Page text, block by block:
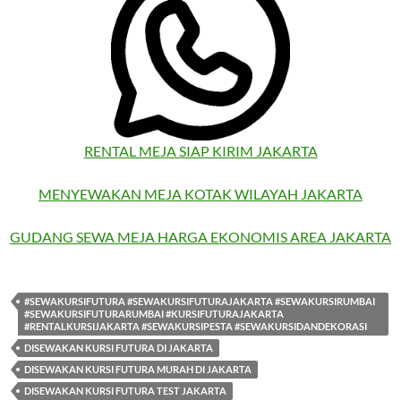
RENTAL MEJA SIAP KIRIM JAKARTA
MENYEWAKAN MEJA KOTAK WILAYAH JAKARTA
GUDANG SEWA MEJA HARGA EKONOMIS AREA JAKARTA
#SEWAKURSIFUTURA #SEWAKURSIFUTURAJAKARTA #SEWAKURSIRUMBAI
#SEWAKURSIFUTURARUMBAI #KURSIFUTURAJAKARTA
#RENTALKURSIJAKARTA #SEWAKURSIPESTA #SEWAKURSIDANDEKORASI
DISEWAKAN KURSI FUTURA DI JAKARTA
DISEWAKAN KURSI FUTURA MURAH DI JAKARTA
DISEWAKAN KURSI FUTURA TEST JAKARTA